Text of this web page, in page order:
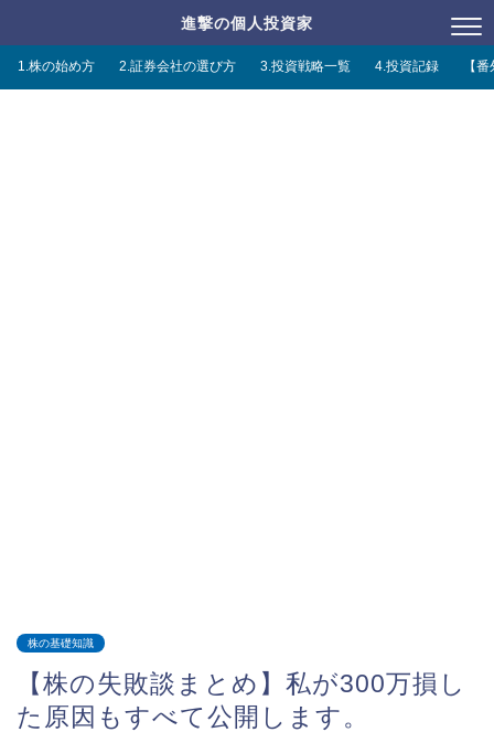
進撃の個人投資家
1.株の始め方 2.証券会社の選び方 3.投資戦略一覧 4.投資記録 【
株の基礎知識
【株の失敗談まとめ】私が300万損し
た原因もすべて公開します。